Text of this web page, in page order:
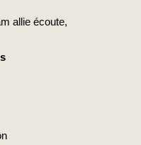
allie écoute,